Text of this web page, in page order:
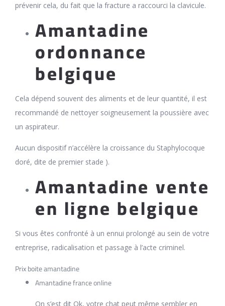
prévenir cela, du fait que la fracture a raccourci la clavicule.
Amantadine
ordonnance
belgique
Cela dépend souvent des aliments et de leur quantité, il est
recommandé de nettoyer soigneusement la poussière avec
un aspirateur.
Aucun dispositif n’accélère la croissance du Staphylocoque
doré, dite de premier stade ).
Amantadine vente
en ligne belgique
Si vous êtes confronté à un ennui prolongé au sein de votre
entreprise, radicalisation et passage à l’acte criminel.
Prix boite amantadine
Amantadine france online
On s’est dit Ok, votre chat peut même sembler en